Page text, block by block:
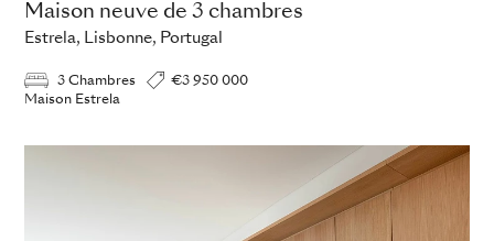
Maison neuve de 3 chambres
Estrela, Lisbonne, Portugal
3 Chambres
€3 950 000
Maison Estrela